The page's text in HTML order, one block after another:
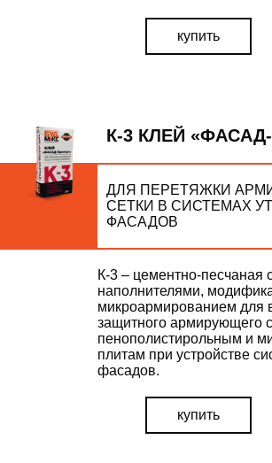
купить
К-3 КЛЕЙ
ДЛЯ ПЕРЕТЯЖКИ
СЕТКИ В СИСТЕМАХ
ФАСАДОВ
К-3 – цементно-песчаная
наполнителями,
микроармированием для
защитного армирующего
пенополистирольным и
плитам при устройстве
фасадов.
купить